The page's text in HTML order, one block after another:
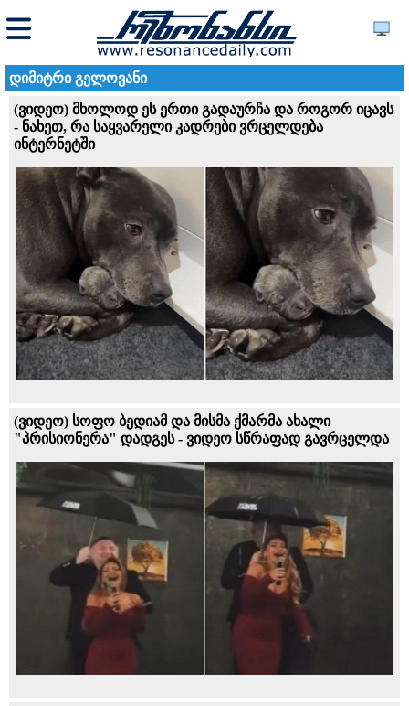
დიმიტრი გელოვანი
(ვიდეო) მხოლოდ ეს ერთი გადაურჩა და როგორ იცავს
- ნახეთ, რა საყვარელი კადრები ვრცელდება
ინტერნეტში
(ვიდეო) სოფო ბედიამ და მისმა ქმარმა ახალი
"პრისიონერა" დადგეს - ვიდეო სწრაფად გავრცელდა